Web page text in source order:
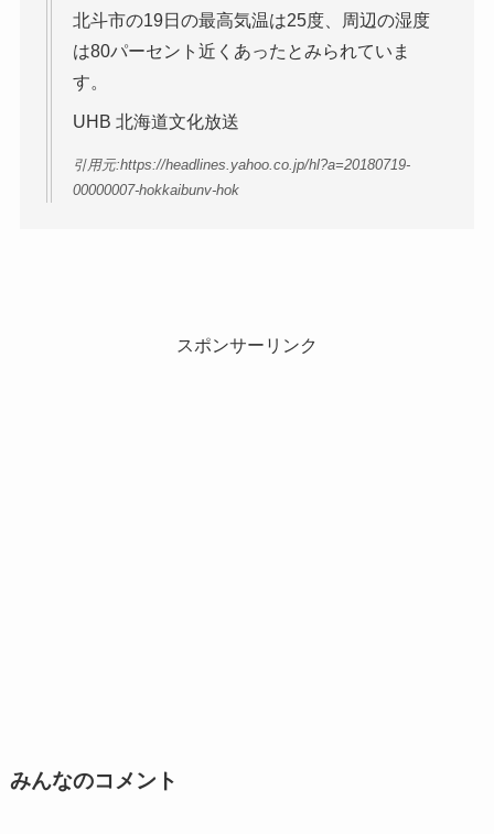
北斗市の19日の最高気温は25度、周辺の湿度
は80パーセント近くあったとみられていま
す。
UHB 北海道文化放送
引用元:https://headlines.yahoo.co.jp/hl?a=20180719-
00000007-hokkaibunv-hok
スポンサーリンク
みんなのコメント